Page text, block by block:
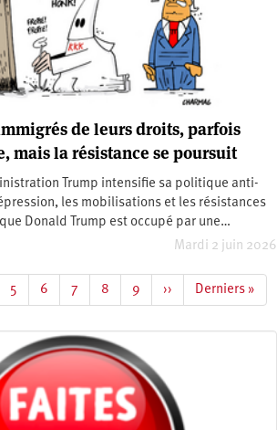
de leurs droits, parfois
mais la résistance se poursuit
Trump intensifie sa politique anti-
les mobilisations et les résistances
Donald Trump est occupé par une…
Mardi 2 juin 2026
Page
5 Page
6 Page
7 Page
8 Page
9
Page
suivante
››
Dernière
page
Derniers »